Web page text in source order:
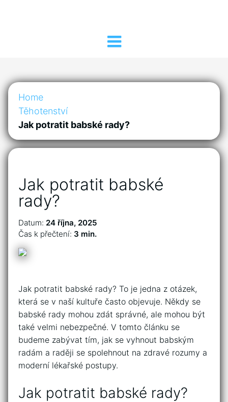
Home
Těhotenství
Jak potratit babské rady?
Jak potratit babské
rady?
Datum: 24 října, 2025
Čas k přečtení: 3 min.
Jak potratit babské rady? To je jedna z otázek,
která se v naší kultuře často objevuje. Někdy se
babské rady mohou zdát správné, ale mohou být
také velmi nebezpečné. V tomto článku se
budeme zabývat tím, jak se vyhnout babským
radám a raději se spolehnout na zdravé rozumy a
moderní lékařské postupy.
Jak potratit babské rady?